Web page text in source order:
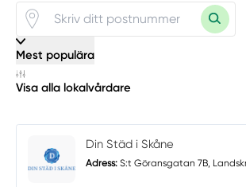
Mest populära
Visa alla lokalvårdare
Din Städ i Skåne
Adress: S:t Göransgatan 7B,